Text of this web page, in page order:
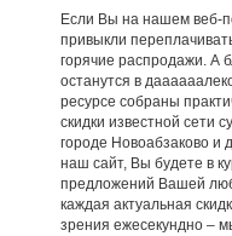
Если Вы на нашем веб-
привыкли
горячие распродажи. А
останутся в
ресурсе собраны
скидки известной сети
городе Новоабзаково и
наш сайт, Вы будете в
предложений Вашей
каждая актуальная
зрения ежесекундно –